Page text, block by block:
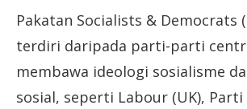
Pakatan Socialists & Democrats
terdiri daripada parti-parti
membawa ideologi sosialisme
sosial, seperti Labour (UK), Parti